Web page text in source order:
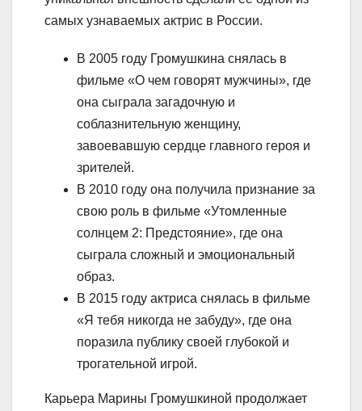
самых узнаваемых актрис в России.
В 2005 году Громушкина снялась в
фильме «О чем говорят мужчины», где
она сыграла загадочную и
соблазнительную женщину,
завоевавшую сердце главного героя и
зрителей.
В 2010 году она получила признание за
свою роль в фильме «Утомленные
солнцем 2: Предстояние», где она
сыграла сложный и эмоциональный
образ.
В 2015 году актриса снялась в фильме
«Я тебя никогда не забуду», где она
поразила публику своей глубокой и
трогательной игрой.
Карьера Марины Громушкиной продолжает